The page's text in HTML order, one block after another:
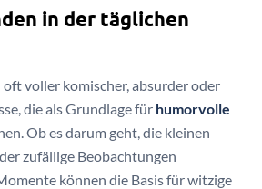
in der täglichen
voller komischer, absurder oder
die als Grundlage für humorvolle
Ob es darum geht, die kleinen
zufällige Beobachtungen
können die Basis für witzige